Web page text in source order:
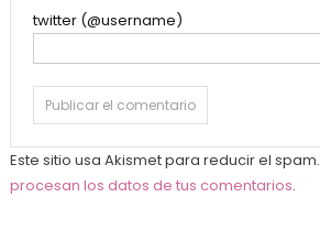
twitter (@username)
Este sitio usa Akismet para reducir el spam.
procesan los datos de tus comentarios.